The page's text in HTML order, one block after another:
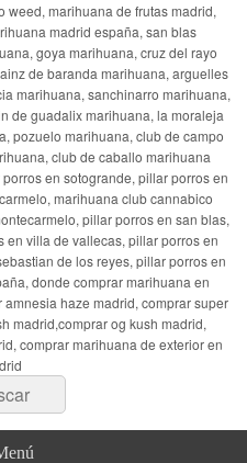
weed, marihuana de frutas madrid,
madrid españa, san blas
goya marihuana, cruz del rayo
de baranda marihuana, arguelles
marihuana, sanchinarro marihuana,
de guadalix marihuana, la moraleja
pozuelo marihuana, club de campo
club de caballo marihuana
en sotogrande, pillar porros en
marihuana club cannabico
pillar porros en san blas,
villa de vallecas, pillar porros en
de los reyes, pillar porros en
donde comprar marihuana en
haze madrid, comprar super
madrid,comprar og kush madrid,
comprar marihuana de exterior en